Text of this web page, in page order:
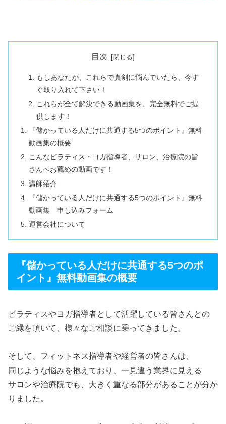
目次
もしあなたが、これらで真剣に悩んでいたら、今す
ぐ取り入れて下さい！
これらが全て解決できる動画集を、完全無料でご提
供します！
『儲かっている人だけに共通する5つのポイント』無料
動画集の概要
こんなピラティス・ヨガ指導者、サロン、治療院の皆
さんへお薦めの動画です！
講師紹介
『儲かっている人だけに共通する5つのポイント』無料
動画集 申し込みフォーム
運営会社について
『儲かっている人だけに共通する5つのポ
イント』無料動画集の概要
ピラティスやヨガ指導者として活躍している皆さんとの
ご縁を頂いて、様々なご相談に乗ってきました。
そして、フィットネス指導者や経営者の皆さんは、
同じような悩みを抱えており、一見違う業界に見える
サロンや治療院でも、大きく重なる部分があることが分か
りました。